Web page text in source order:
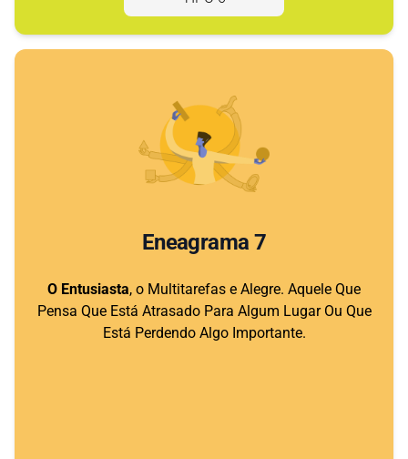
Eneagrama 7
O Entusiasta, o Multitarefas e Alegre. Aquele Que
Pensa Que Está Atrasado Para Algum Lugar Ou Que
Está Perdendo Algo Importante.